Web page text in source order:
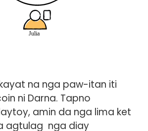
na nga paw-itan iti
ni Darna. Tapno
amin da nga lima ket
agtulag nga diay